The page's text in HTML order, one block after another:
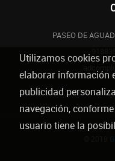
PASEO DE
Utilizamos cookies
elaborar información
publicidad
navegación,
usuario tiene la